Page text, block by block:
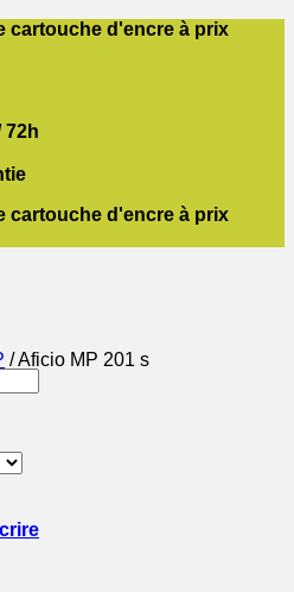
cartouche d'encre à prix
72h
cartouche d'encre à prix
/Aficio MP 201 s